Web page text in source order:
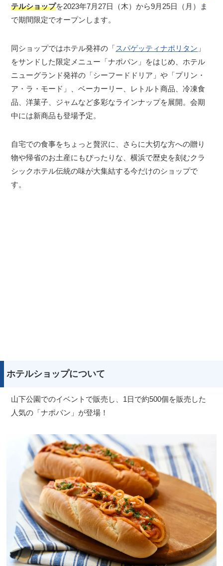
テルショップを2023年7月27日（木）から9月25日（月）ま
で期間限定でオープンします。
同ショップではホテル発祥の「スパゲッティナポリタン 」
をサンドした限定メニュー「ナポパン」をはじめ、ホテル
ニューグランド発祥の「シーフードドリア」や「プリン・
ア・ラ・モード」、ベーカーリー、レトルト商品、冷凍食
品、洋菓子、ジャムなど多彩なラインナップを展開。会期
中には新商品も登場予定。
自宅での食事をちょっと贅沢に、さらに大切な方への贈り
物や帰省のお土産にもぴったりな、横浜で歴史を刻むクラ
シックホテル伝統の味が大集結する今だけのショップで
す。
ホテルショップについて
山下公園でのイベントで販売し、1日で約500個を販売した
人気の「ナポパン」が登場！